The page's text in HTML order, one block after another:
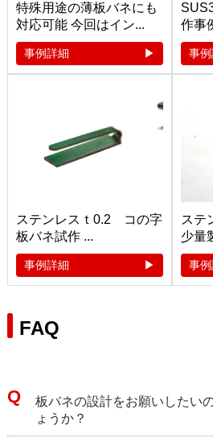
特殊用途の薄板バネにも
対応可能 今回はイン...
事例詳細
作事
事
ステンレスｔ0.2 コの字
板バネ試作 ...
事例詳細
ステ
少量
事
FAQ
板バネの設計をお願いしたい
ょうか？